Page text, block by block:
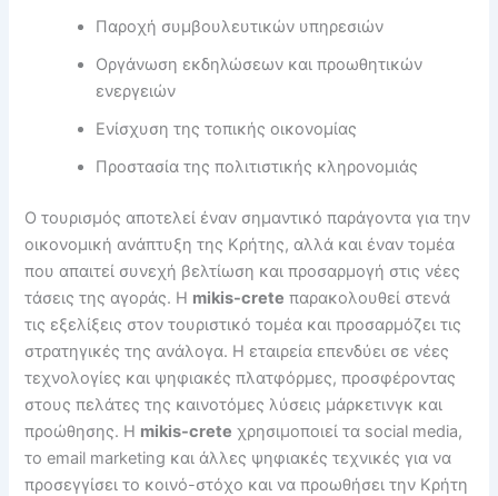
Παροχή συμβουλευτικών υπηρεσιών
Οργάνωση εκδηλώσεων και προωθητικών
ενεργειών
Ενίσχυση της τοπικής οικονομίας
Προστασία της πολιτιστικής κληρονομιάς
Ο τουρισμός αποτελεί έναν σημαντικό παράγοντα για την
οικονομική ανάπτυξη της Κρήτης, αλλά και έναν τομέα
που απαιτεί συνεχή βελτίωση και προσαρμογή στις νέες
τάσεις της αγοράς. Η mikis-crete παρακολουθεί στενά
τις εξελίξεις στον τουριστικό τομέα και προσαρμόζει τις
στρατηγικές της ανάλογα. Η εταιρεία επενδύει σε νέες
τεχνολογίες και ψηφιακές πλατφόρμες, προσφέροντας
στους πελάτες της καινοτόμες λύσεις μάρκετινγκ και
προώθησης. Η mikis-crete χρησιμοποιεί τα social media,
το email marketing και άλλες ψηφιακές τεχνικές για να
προσεγγίσει το κοινό-στόχο και να προωθήσει την Κρήτη